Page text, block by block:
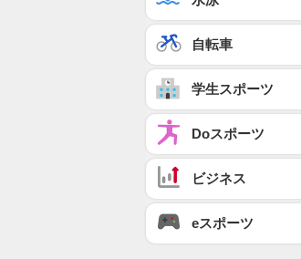
自転車
学生スポーツ
Doスポーツ
ビジネス
eスポーツ